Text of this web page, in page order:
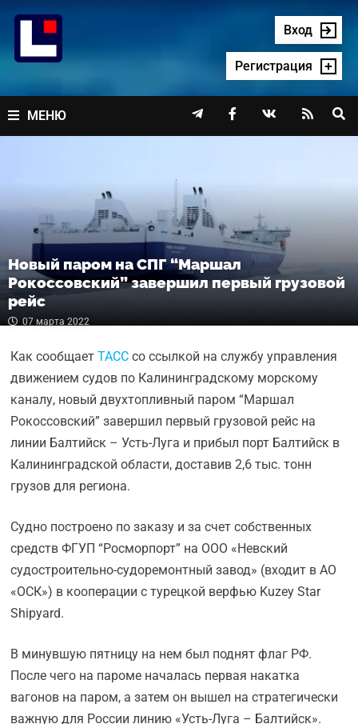
содержимому
Вход
Регистрация
МЕНЮ    
Новый паром на СПГ “Маршал
Рокоссовский” завершил первый грузовой
рейс
07 марта 2022
Как сообщаетТАССсо ссылкой на службу управления
движением судов по Калининградскому морскому
каналу, новый двухтопливный паром “Маршал
Рокоссовский” завершил первый грузовой рейс на
линии Балтийск – Усть-Луга и прибыл порт Балтийск в
Калининградской области, доставив 2,6 тыс. тонн
грузов для региона.
Судно построено по заказу и за счет собственных
средств ФГУП “Росморпорт” на ООО «Невский
судостроительно-судоремонтный завод» (входит в АО
«ОСК») в кооперации с турецкой верфью Kuzey Star
Shipyard.
В минувшую пятницу на нем был поднят флаг РФ.
После чего на пароме началась первая накатка
вагонов на паром, а затем он вышел на стратегически
важную для России линию «Усть-Луга – Балтийск».